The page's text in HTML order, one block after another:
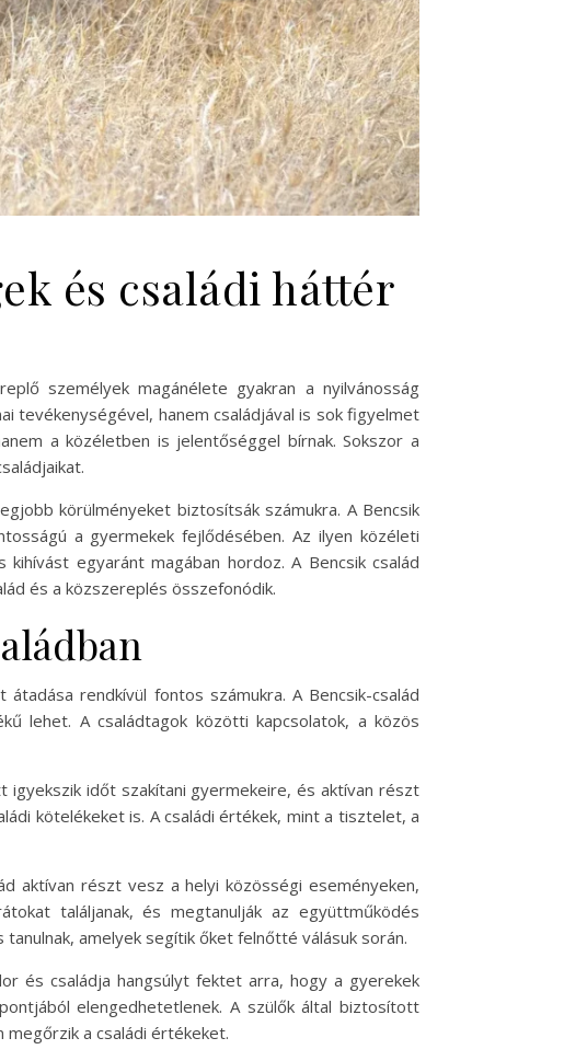
és családi háttér
személyek magánélete gyakran a nyilvánosság
tevékenységével, hanem családjával is sok figyelmet
a közéletben is jelentőséggel bírnak. Sokszor a
körülményeket biztosítsák számukra. A Bencsik
a gyermekek fejlődésében. Az ilyen közéleti
egyaránt magában hordoz. A Bencsik család
és a közszereplés összefonódik.
rendkívül fontos számukra. A Bencsik-család
lehet. A családtagok közötti kapcsolatok, a közös
igyekszik időt szakítani gyermekeire, és aktívan részt
kötelékeket is. A családi értékek, mint a tisztelet, a
aktívan részt vesz a helyi közösségi eseményeken,
találjanak, és megtanulják az együttműködés
amelyek segítik őket felnőtté válásuk során.
és családja hangsúlyt fektet arra, hogy a gyerekek
elengedhetetlenek. A szülők által biztosított
a családi értékeket.